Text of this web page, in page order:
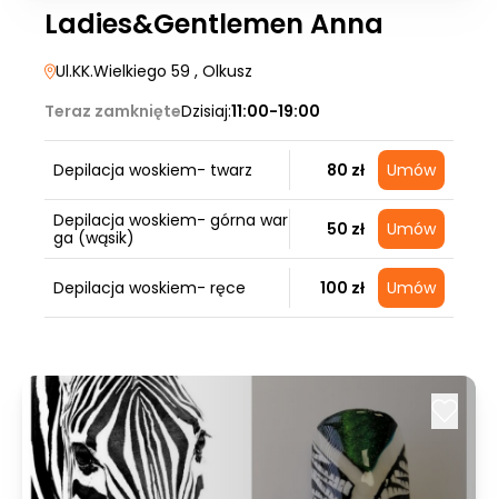
Ladies&Gentlemen Anna
Ul.KK.Wielkiego 59 , Olkusz
Teraz zamknięteDzisiaj:11:00-19:00
Depilacja woskiem- twarz 80 zł Umów
Depilacja woskiem- górna war
ga (wąsik)
50 zł Umów
Depilacja woskiem- ręce 100 zł Umów